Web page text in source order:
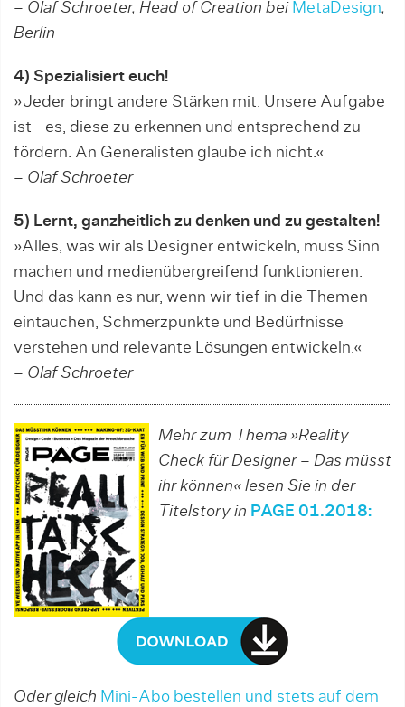
– Olaf Schroeter, Head of Creation bei MetaDesign,
Berlin
4) Spezialisiert euch!
»Jeder bringt andere Stärken mit. Unsere Aufgabe
ist es, diese zu erkennen und entsprechend zu
fördern. An Generalisten glaube ich nicht.«
– Olaf Schroeter
5) Lernt, ganzheitlich zu denken und zu gestalten!
»Alles, was wir als Designer entwickeln, muss Sinn
machen und medienübergreifend funktionieren.
Und das kann es nur, wenn wir tief in die Themen
eintauchen, Schmerzpunkte und Bedürfnisse
verstehen und relevante Lösungen entwickeln.«
– Olaf Schroeter
Mehr zum Thema »Reality
Check für Designer – Das müsst
ihr können« lesen Sie in der
Titelstory in PAGE 01.2018:
Oder gleich Mini-Abo bestellen und stets auf dem